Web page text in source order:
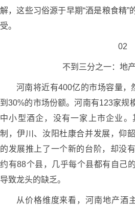
解，这些习俗源于早期“酒是粮食精”
受。
02
不到三分之一：地
河南将近有400亿的市场容量，
到30%的市场份额。河南有123家规
中小型酒企，没有一家上市企业
制，伊川、汝阳杜康合并发展，仰
的发展推上了一个新的台阶，却没
约有88个县，几乎每个县都有自己
导致龙头的缺乏。
从价格维度来看，河南地产酒